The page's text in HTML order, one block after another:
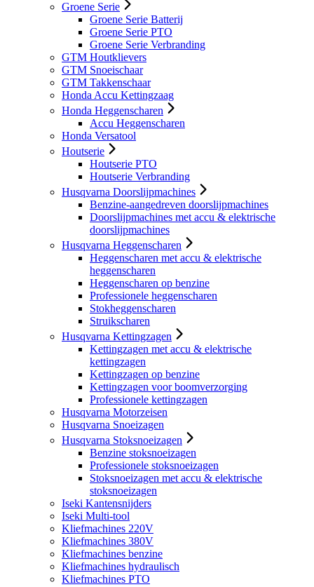
Groene Serie
Groene Serie Batterij
Groene Serie PTO
Groene Serie Verbranding
GTM Houtklievers
GTM Snoeischaar
GTM Takkenschaar
Honda Accu Kettingzaag
Honda Heggenscharen
Accu Heggenscharen
Honda Versatool
Houtserie
Houtserie PTO
Houtserie Verbranding
Husqvarna Doorslijpmachines
Benzine-aangedreven doorslijpmachines
Doorslijpmachines met accu & elektrische
doorslijpmachines
Husqvarna Heggenscharen
Heggenscharen met accu & elektrische
heggenscharen
Heggenscharen op benzine
Professionele heggenscharen
Stokheggenscharen
Struikscharen
Husqvarna Kettingzagen
Kettingzagen met accu & elektrische
kettingzagen
Kettingzagen op benzine
Kettingzagen voor boomverzorging
Professionele kettingzagen
Husqvarna Motorzeisen
Husqvarna Snoeizagen
Husqvarna Stoksnoeizagen
Benzine stoksnoeizagen
Professionele stoksnoeizagen
Stoksnoeizagen met accu & elektrische
stoksnoeizagen
Iseki Kantensnijders
Iseki Multi-tool
Kliefmachines 220V
Kliefmachines 380V
Kliefmachines benzine
Kliefmachines hydraulisch
Kliefmachines PTO